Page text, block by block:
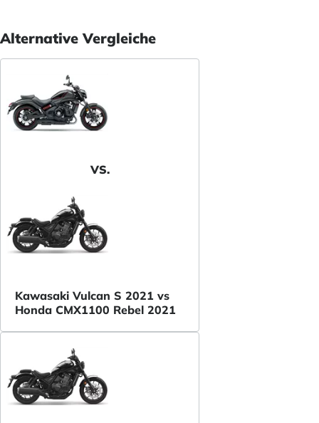
Alternative Vergleiche
VS.
Kawasaki Vulcan S 2021 vs
Honda CMX1100 Rebel 2021